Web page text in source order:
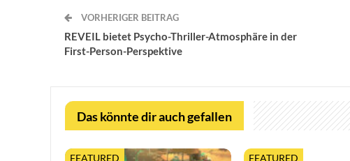
VORHERIGER BEITRAG
REVEIL bietet Psycho-Thriller-Atmosphäre in der
First-Person-Perspektive
Das könnte dir auch gefallen
FEATURED FEATURED